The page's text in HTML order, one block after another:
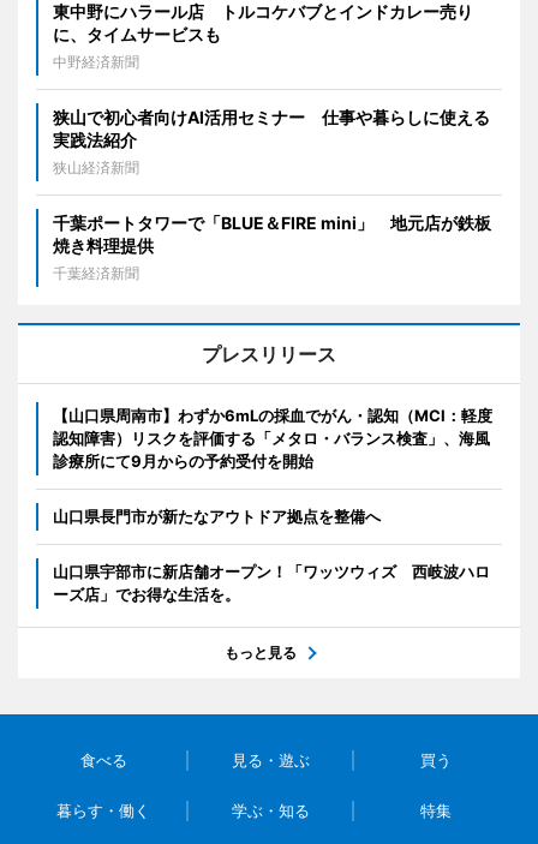
東中野にハラール店 トルコケバブとインドカレー売り
に、タイムサービスも
中野経済新聞
狭山で初心者向けAI活用セミナー 仕事や暮らしに使える
実践法紹介
狭山経済新聞
千葉ポートタワーで「BLUE＆FIRE mini」 地元店が鉄板
焼き料理提供
千葉経済新聞
プレスリリース
【山口県周南市】わずか6mLの採血でがん・認知（MCI：軽度
認知障害）リスクを評価する「メタロ・バランス検査」、海風
診療所にて9月からの予約受付を開始
山口県長門市が新たなアウトドア拠点を整備へ
山口県宇部市に新店舗オープン！「ワッツウィズ 西岐波ハロ
ーズ店」でお得な生活を。
もっと見る
食べる 見る・遊ぶ 買う
暮らす・働く 学ぶ・知る 特集